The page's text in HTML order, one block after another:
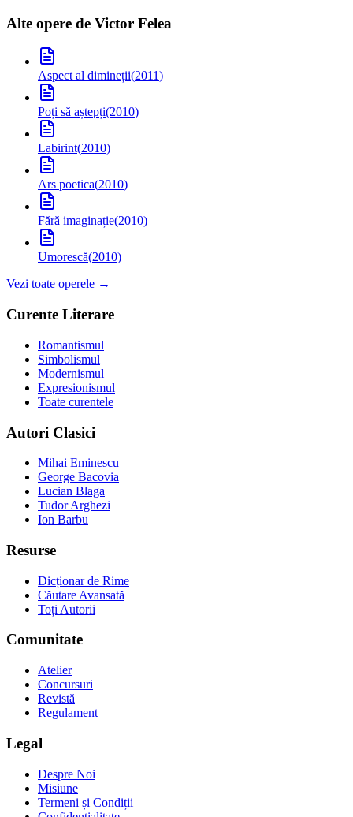
Alte opere de Victor Felea
Aspect al dimineții(2011)
Poți să aștepți(2010)
Labirint(2010)
Ars poetica(2010)
Fără imaginație(2010)
Umorescă(2010)
Vezi toate operele →
Curente Literare
Romantismul
Simbolismul
Modernismul
Expresionismul
Toate curentele
Autori Clasici
Mihai Eminescu
George Bacovia
Lucian Blaga
Tudor Arghezi
Ion Barbu
Resurse
Dicționar de Rime
Căutare Avansată
Toți Autorii
Comunitate
Atelier
Concursuri
Revistă
Regulament
Legal
Despre Noi
Misiune
Termeni și Condiții